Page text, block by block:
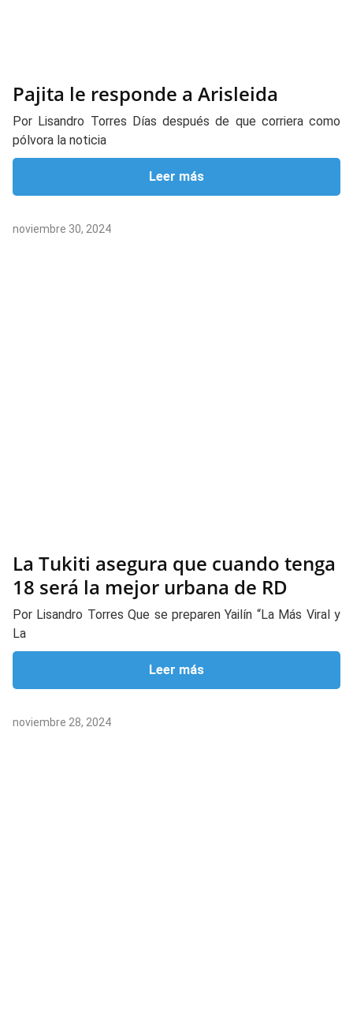
Pajita le responde a Arisleida
Por Lisandro Torres Días después de que corriera como
pólvora la noticia
Leer más
noviembre 30, 2024
La Tukiti asegura que cuando tenga
18 será la mejor urbana de RD
Por Lisandro Torres Que se preparen Yailín “La Más Viral y
La
Leer más
noviembre 28, 2024